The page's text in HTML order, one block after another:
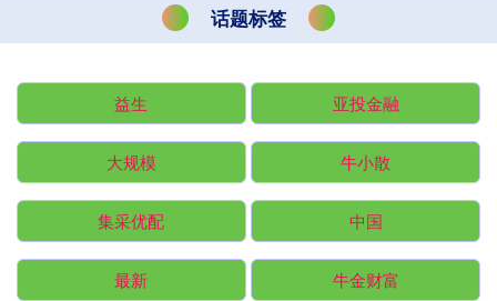
话题标签
益生 亚投金融
大规模 牛小散
集采优配 中国
最新 牛金财富